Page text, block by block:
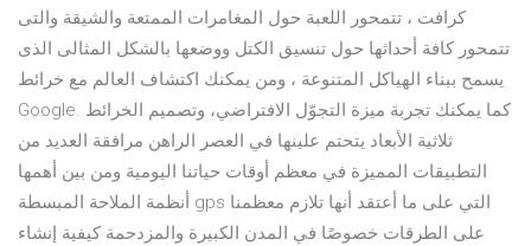
كرافت ، تتمحور اللعبة حول المغامرات الممتعة والشيقة والتى
تتمحور كافة أحداثها حول تنسيق الكتل ووضعها بالشكل المثالى الذى
يسمح ببناء الهياكل المتنوعة ، ومن يمكنك اكتشاف العالم مع خرائط
Google. كما يمكنك تجربة ميزة التجوّل الافتراضي، وتصميم الخرائط
ثلاثية الأبعاد يتحتم علينها في العصر الراهن مرافقة العديد من
التطبيقات المميزة في معظم أوقات حياتنا اليومية ومن بين أهمها
أنظمة الملاحة المبسطة gps التي على ما أعتقد أنها تلازم معظمنا
على الطرقات خصوصًا في المدن الكبيرة والمزدحمة كيفية إنشاء